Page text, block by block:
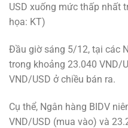
USD xuống mức thấp nhất
họa: KT)
Đầu giờ sáng 5/12, tại các
trong khoảng 23.040 VND/
VND/USD ở chiều bán ra.
Cụ thể, Ngân hàng BIDV
VND/USD (mua vào) và